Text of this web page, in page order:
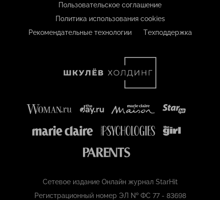
Пользовательское соглашение
Политика использования cookies
Рекомендательные технологии
Техподдержка
Сетевое издание Онлайн журнал StarHit
Регистрационный номер ЭЛ № ФС 77 - 83698